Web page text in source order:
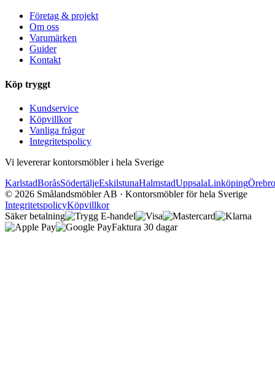
Företag & projekt
Om oss
Varumärken
Guider
Kontakt
Köp tryggt
Kundservice
Köpvillkor
Vanliga frågor
Integritetspolicy
Vi levererar kontorsmöbler i hela Sverige
KarlstadBoråsSödertäljeEskilstunaHalmstadUppsalaLinköpingÖrebro
© 2026 Smålandsmöbler AB · Kontorsmöbler för hela Sverige
IntegritetspolicyKöpvillkor
Säker betalning
Faktura 30 dagar